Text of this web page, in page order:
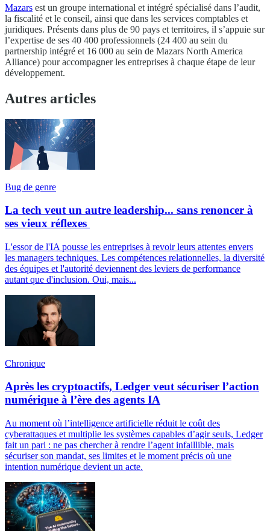
Mazars est un groupe international et intégré spécialisé dans l’audit,
la fiscalité et le conseil, ainsi que dans les services comptables et
juridiques. Présents dans plus de 90 pays et territoires, il s’appuie sur
l’expertise de ses 40 400 professionnels (24 400 au sein du
partnership intégré et 16 000 au sein de Mazars North America
Alliance) pour accompagner les entreprises à chaque étape de leur
développement.
Autres articles
Bug de genre
La tech veut un autre leadership... sans renoncer à
ses vieux réflexes
L'essor de l'IA pousse les entreprises à revoir leurs attentes envers
les managers techniques. Les compétences relationnelles, la diversité
des équipes et l'autorité deviennent des leviers de performance
autant que d'inclusion. Oui, mais...
Chronique
Après les cryptoactifs, Ledger veut sécuriser l’action
numérique à l’ère des agents IA
Au moment où l’intelligence artificielle réduit le coût des
cyberattaques et multiplie les systèmes capables d’agir seuls, Ledger
fait un pari : ne pas chercher à rendre l’agent infaillible, mais
sécuriser son mandat, ses limites et le moment précis où une
intention numérique devient un acte.